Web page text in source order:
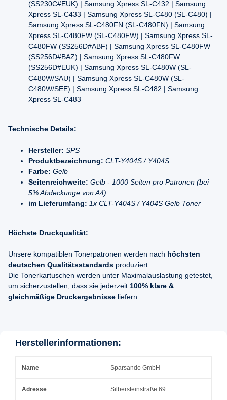
(SS230C#EUK) | Samsung Xpress SL-C432 | Samsung
Xpress SL-C433 | Samsung Xpress SL-C480 (SL-C480) |
Samsung Xpress SL-C480FN (SL-C480FN) | Samsung
Xpress SL-C480FW (SL-C480FW) | Samsung Xpress SL-
C480FW (SS256D#ABF) | Samsung Xpress SL-C480FW
(SS256D#BAZ) | Samsung Xpress SL-C480FW
(SS256D#EUK) | Samsung Xpress SL-C480W (SL-
C480W/SAU) | Samsung Xpress SL-C480W (SL-
C480W/SEE) | Samsung Xpress SL-C482 | Samsung
Xpress SL-C483
Technische Details:
Hersteller: SPS
Produktbezeichnung: CLT-Y404S / Y404S
Farbe: Gelb
Seitenreichweite: Gelb - 1000 Seiten pro Patronen (bei
5% Abdeckunge von A4)
im Lieferumfang: 1x CLT-Y404S / Y404S Gelb Toner
Höchste Druckqualität:
Unsere kompatiblen Tonerpatronen werden nach höchsten
deutschen Qualitätsstandards produziert.
Die Tonerkartuschen werden unter Maximalauslastung getestet,
um sicherzustellen, dass sie jederzeit 100% klare &
gleichmäßige Druckergebnisse liefern.
Herstellerinformationen:
Name Sparsando GmbH
Adresse Silbersteinstraße 69